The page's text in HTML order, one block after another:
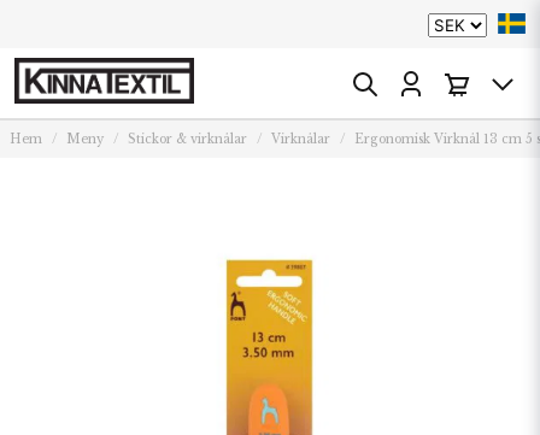
Hem Meny Stickor & virknålar Virknålar Ergonomisk Virknål 13 cm 5